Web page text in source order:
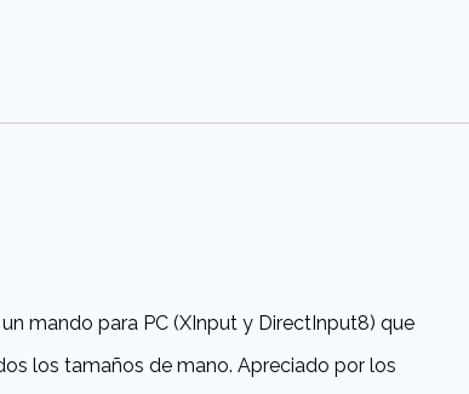
un mando para PC (XInput y DirectInput8) que
los tamaños de mano. Apreciado por los